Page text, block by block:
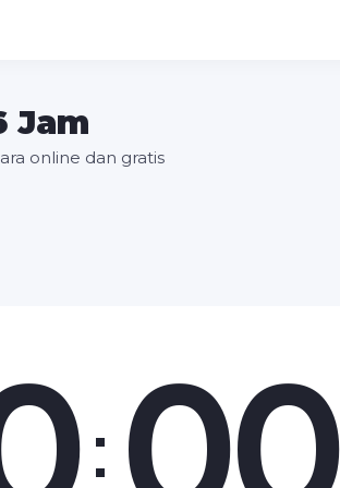
Jam
online dan gratis
: